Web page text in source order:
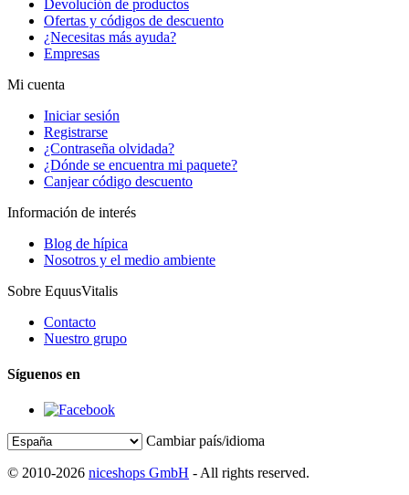
Devolución de productos
Ofertas y códigos de descuento
¿Necesitas más ayuda?
Empresas
Mi cuenta
Iniciar sesión
Registrarse
¿Contraseña olvidada?
¿Dónde se encuentra mi paquete?
Canjear código descuento
Información de interés
Blog de hípica
Nosotros y el medio ambiente
Sobre EquusVitalis
Contacto
Nuestro grupo
Síguenos en
Cambiar país/idioma
© 2010-2026 niceshops GmbH - All rights reserved.